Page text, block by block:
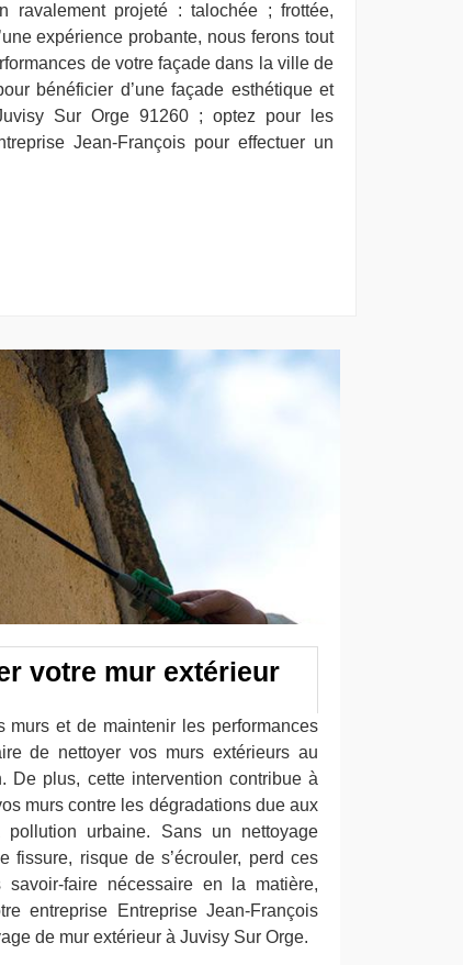
ravalement projeté : talochée ; frottée,
expérience probante, nous ferons tout
de votre façade dans la ville de
bénéficier d’une façade esthétique et
Sur Orge 91260 ; optez pour les
Jean-François pour effectuer un
votre mur extérieur
murs et de maintenir les performances
de nettoyer vos murs extérieurs au
De plus, cette intervention contribue à
murs contre les dégradations due aux
urbaine. Sans un nettoyage
fissure, risque de s’écrouler, perd ces
savoir-faire nécessaire en la matière,
entreprise Entreprise Jean-François
de mur extérieur à Juvisy Sur Orge.